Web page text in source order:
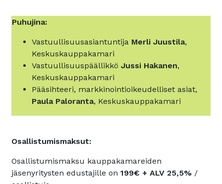
Puhujina:
Vastuullisuusasiantuntija Merli Juustila,
Keskuskauppakamari
Vastuullisuuspäällikkö Jussi Hakanen,
Keskuskauppakamari
Pääsihteeri, markkinointioikeudelliset asiat,
Paula Paloranta, Keskuskauppakamari
Osallistumismaksut:
Osallistumismaksu kauppakamareiden
jäsenyritysten edustajille on 199€ + ALV 25,5% /